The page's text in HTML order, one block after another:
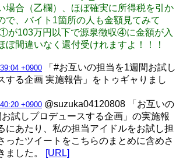
場合（乙欄）、ほぼ確実に所得税を引か
で、バイト1箇所の人も金額見てみて
が103万円以下で源泉徴収④に金額が入
ぼ間違いなく還付受けれますよ！！！
+0900 「#お互いの担当を1週間お試し
する企画 実施報告」をトゥギャりまし
+0900 @suzuka04120808 「お互いの
試しプロデュースする企画」の実施報
にあたり、私の担当アイドルをお試し担
ったツイートをこちらのまとめに含めさ
ました。
[URL]